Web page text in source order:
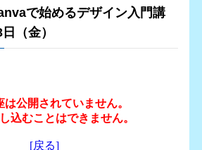
で始めるデザイン入門講
（金）